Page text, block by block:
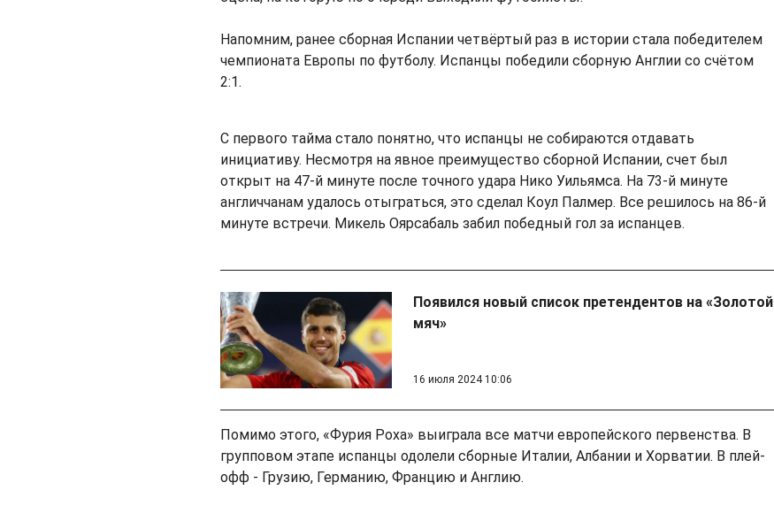
Напомним, ранее сборная Испании четвёртый раз в истории стала победителем
чемпионата Европы по футболу. Испанцы победили сборную Англии со счётом
2:1.
С первого тайма стало понятно, что испанцы не собираются отдавать
инициативу. Несмотря на явное преимущество сборной Испании, счет был
открыт на 47-й минуте после точного удара Нико Уильямса. На 73-й минуте
англиччанам удалось отыграться, это сделал Коул Палмер. Все решилось на 86-й
минуте встречи. Микель Оярсабаль забил победный гол за испанцев.
Появился новый список претендентов на «Золотой
мяч»
16 июля 2024 10:06
Помимо этого, «Фурия Роха» выиграла все матчи европейского первенства. В
групповом этапе испанцы одолели сборные Италии, Албании и Хорватии. В плей-
офф - Грузию, Германию, Францию и Англию.